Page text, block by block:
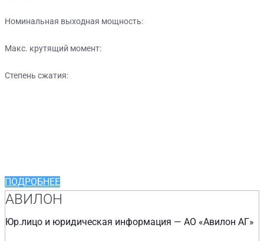
Номинальная выходная мощность:
Макс. крутящий момент:
Степень сжатия:
ПОДРОБНЕЕ
АВИЛОН
Юр.лицо и юридическая информация — АО «Авилон АГ»